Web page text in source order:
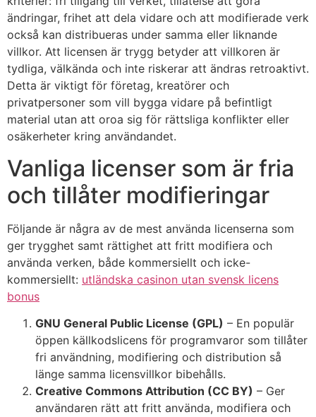
ändringar, frihet att dela vidare och att modifierade verk
också kan distribueras under samma eller liknande
villkor. Att licensen är trygg betyder att villkoren är
tydliga, välkända och inte riskerar att ändras retroaktivt.
Detta är viktigt för företag, kreatörer och
privatpersoner som vill bygga vidare på befintligt
material utan att oroa sig för rättsliga konflikter eller
osäkerheter kring användandet.
Vanliga licenser som är fria
och tillåter modifieringar
Följande är några av de mest använda licenserna som
ger trygghet samt rättighet att fritt modifiera och
använda verken, både kommersiellt och icke-
kommersiellt: utländska casinon utan svensk licens
bonus
GNU General Public License (GPL) – En populär
öppen källkodslicens för programvaror som tillåter
fri användning, modifiering och distribution så
länge samma licensvillkor bibehålls.
Creative Commons Attribution (CC BY) – Ger
användaren rätt att fritt använda, modifiera och